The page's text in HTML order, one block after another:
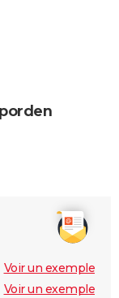
Voir un exemple
Voir un exemple